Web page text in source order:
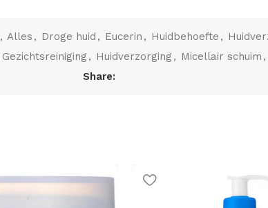
, Alles , Droge huid , Eucerin , Huidbehoefte ,
Gezichtsreiniging , Huidverzorging , Micellair schuim ,
Share: